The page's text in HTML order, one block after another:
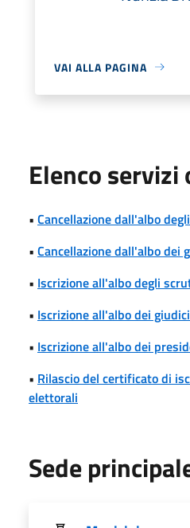
VAI ALLA PAGINA
Elenco
• Cancellazione dall'albo
• Cancellazione dall'albo dei
• Iscrizione all'albo degli
• Iscrizione all'albo dei
• Iscrizione all'albo dei
• Rilascio del certificato di
elettorali
Sede